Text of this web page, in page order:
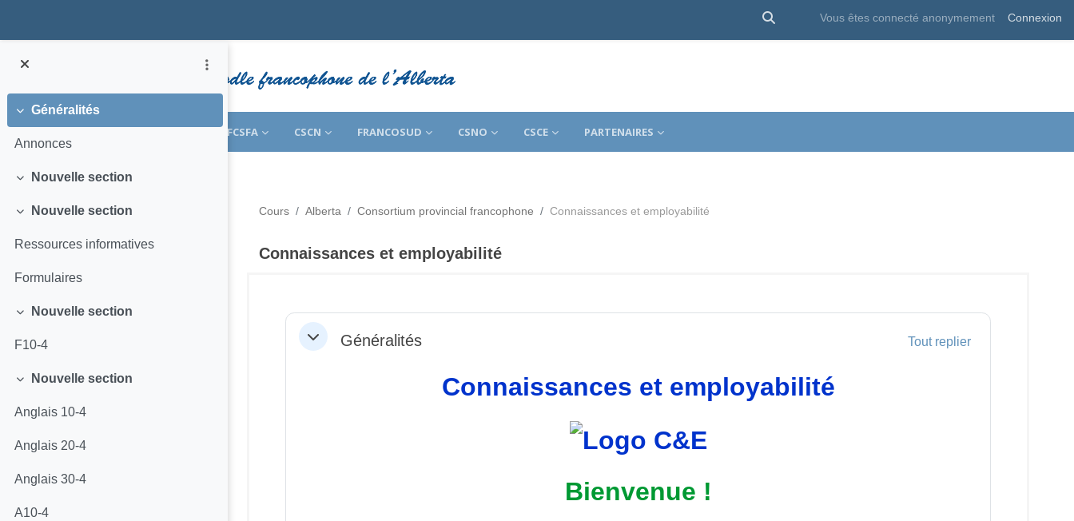
Activer/désactiver la saisie de recherche
Vous êtes connecté anonymement Connexion
ACCUEIL CFÉD CPFPP FCSFA CSCN FRANCOSUD CSNO CSCE PARTENAIRES
Replier
Généralités
Annonces
Replier
Nouvelle section
Replier
Nouvelle section
Ressources informatives
Formulaires
Replier
Nouvelle section
F10-4
Replier
Nouvelle section
Anglais 10-4
Anglais 20-4
Anglais 30-4
A10-4
Cours Alberta Consortium provincial francophone Connaissances et employabilité
Connaissances et employabilité
Résumé de section
ReplierGénéralités Tout replier
Connaissances et employabilité
Bienvenue !